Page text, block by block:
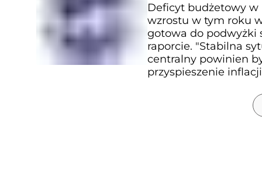
Deficyt budżetowy w
wzrostu w tym roku
gotowa do podwyżki
raporcie. "Stabilna
centralny powinien
przyspieszenie inflacji